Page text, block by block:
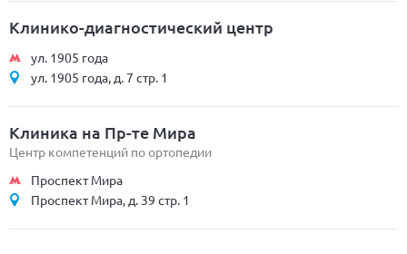
Клинико-диагностический центр
ул. 1905 года
ул. 1905 года, д. 7 стр. 1
Клиника на Пр-те Мира
Центр компетенций по ортопедии
Проспект Мира
Проспект Мира, д. 39 стр. 1